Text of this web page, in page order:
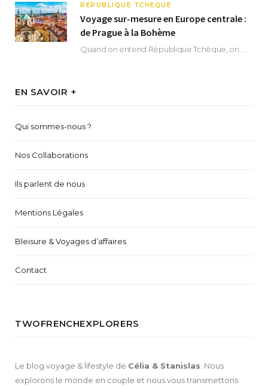
RÉPUBLIQUE TCHÈQUE
Voyage sur-mesure en Europe centrale :
de Prague à la Bohème
EN SAVOIR +
Qui sommes-nous ?
Nos Collaborations
Ils parlent de nous
Mentions Légales
Bleisure & Voyages d’affaires
Contact
TWOFRENCHEXPLORERS
Le blog voyage & lifestyle de Célia & Stanislas . Nous
explorons le monde en couple et nous vous transmettons